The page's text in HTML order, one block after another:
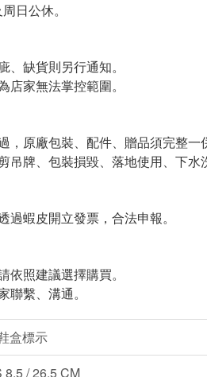
日公休。
缺貨則另行通知。
家無法掌控範圍。
原廠包裝、配件、贈品須完整一
牌、包裝損毀、落地使用、下水
蝦皮開立發票，合法申報。
照建議選擇購買。
繫、溝通。
盒標示
8.5 / 26.5 CM